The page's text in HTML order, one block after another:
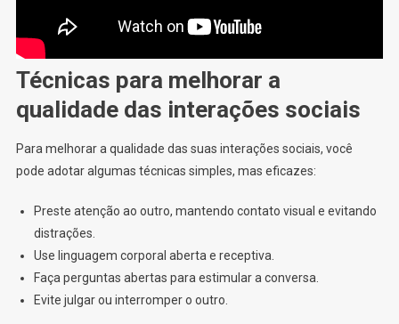
Técnicas para melhorar a
qualidade das interações sociais
Para melhorar a qualidade das suas interações sociais, você
pode adotar algumas técnicas simples, mas eficazes:
Preste atenção ao outro, mantendo contato visual e evitando
distrações.
Use linguagem corporal aberta e receptiva.
Faça perguntas abertas para estimular a conversa.
Evite julgar ou interromper o outro.